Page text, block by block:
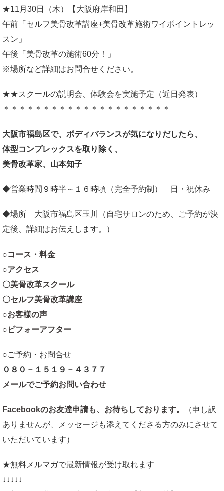
★11月30日（木）【大阪府岸和田】
午前「セルフ美骨改革講座+美骨改革施術ワイポイントレッ
スン」
午後「美骨改革の施術60分！」
※場所など詳細はお問合せください。
★★スクールの説明会、体験会を実施予定（近日発表）
＊＊＊＊＊＊＊＊＊＊＊＊＊＊＊＊＊＊＊＊＊
大阪市福島区で、ボディバランスが気になりだしたら、
体型コンプレックスを取り除く、
美骨改革家、山本知子
◆営業時間９時半～１６時頃（完全予約制） 日・祝休み
◆場所 大阪市福島区玉川（自宅サロンのため、ご予約が決
定後、詳細はお伝えします。）
○コース・料金
○アクセス
〇美骨改革スクール
〇セルフ美骨改革講座
○お客様の声
○ビフォーアフター
○ご予約・お問合せ
０８０－１５１９－４３７７
メールでご予約お問い合わせ
Facebookのお友達申請も、お待ちしております。
（申し訳
ありませんが、メッセージも添えてくださる方のみにさせて
いただいています）
★無料メルマガで最新情報が受け取れます
↓↓↓↓↓